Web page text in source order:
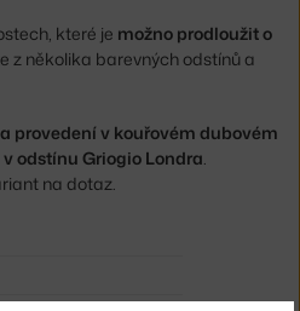
které je možno prodloužit o
z několika barevných odstínů a
provedení v kouřovém dubovém
odstínu Griogio Londra
na dotaz.